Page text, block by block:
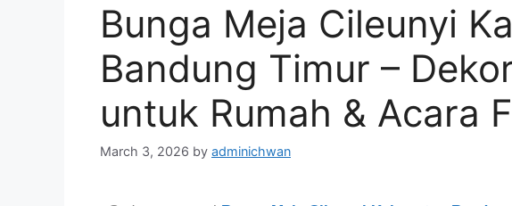
Bunga Meja Cileunyi
Bandung Timur –
untuk Rumah & Acara
March 3, 2026 by adminichwan